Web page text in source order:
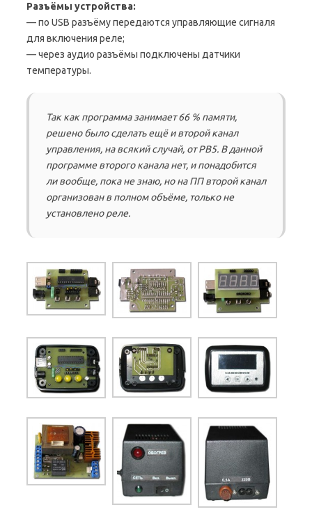
Разъёмы устройства:
— по USB разъёму передаются управляющие сигналя
для включения реле;
— через аудио разъёмы подключены датчики
температуры.
Так как программа занимает 66 % памяти,
решено было сделать ещё и второй канал
управления, на всякий случай, от РВ5. В данной
программе второго канала нет, и понадобится
ли вообще, пока не знаю, но на ПП второй канал
организован в полном объёме, только не
установлено реле.